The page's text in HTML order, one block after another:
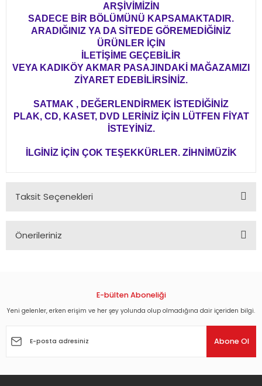
ARŞİVİMİZİN
SADECE BİR BÖLÜMÜNÜ KAPSAMAKTADIR.
ARADIĞINIZ YA DA SİTEDE GÖREMEDİĞİNİZ
ÜRÜNLER İÇİN
İLETİŞİME GEÇEBİLİR
VEYA KADIKÖY AKMAR PASAJINDAKİ MAĞAZAMIZI
ZİYARET EDEBİLİRSİNİZ.
SATMAK , DEĞERLENDİRMEK İSTEDİĞİNİZ
PLAK, CD, KASET, DVD LERİNİZ İÇİN LÜTFEN FİYAT
İSTEYİNİZ.
İLGİNİZ İÇİN ÇOK TEŞEKKÜRLER. ZİHNİMÜZİK
Taksit Seçenekleri
Önerileriniz
Görüş ve önerileriniz için teşekkür ederiz.
Ürün açıklamasında eksik bilgiler bulunuyor.
Ürün fiyatı diğer sitelerden daha pahalı.
E-bülten Aboneliği
Yeni gelenler, erken erişim ve her şey yolunda olup olmadığına dair içeriden bilgi.
Abone Ol